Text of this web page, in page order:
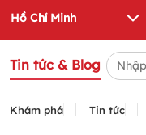
Tin tức & Blog
Khám phá Tin tức